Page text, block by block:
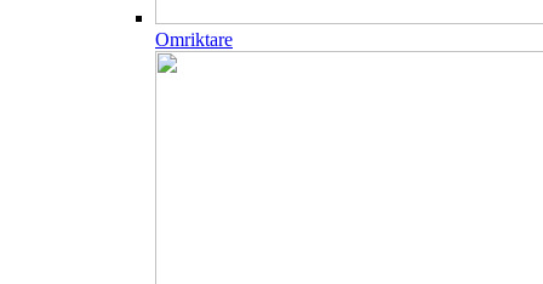
Omriktare